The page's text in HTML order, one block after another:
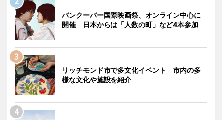
バンクーバー国際映画祭、オンライン中心に
開催 日本からは「人数の町」など4本参加
リッチモンド市で多文化イベント 市内の多
様な文化や施設を紹介